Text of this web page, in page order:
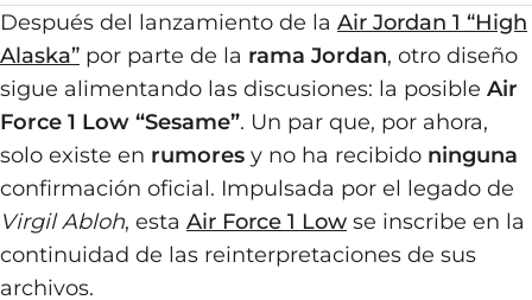
Después del lanzamiento de la Air Jordan 1 “High
Alaska” por parte de la rama Jordan, otro diseño
sigue alimentando las discusiones: la posible Air
Force 1 Low “Sesame”. Un par que, por ahora,
solo existe en rumores y no ha recibido ninguna
confirmación oficial. Impulsada por el legado de
Virgil Abloh, esta Air Force 1 Low se inscribe en la
continuidad de las reinterpretaciones de sus
archivos.